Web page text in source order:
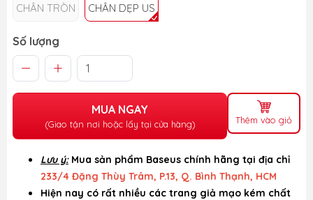
CHÂN TRÒN CHÂN DẸP US
Số lượng
MUA NGAY
(Giao tận nơi hoặc lấy tại cửa hàng) Thêm vào giỏ
Lưu ý: Mua sản phẩm Baseus chính hãng tại địa chỉ
233/4 Đặng Thùy Trâm, P.13, Q. Bình Thạnh, HCM
Hiện nay có rất nhiều các trang giả mạo kém chất